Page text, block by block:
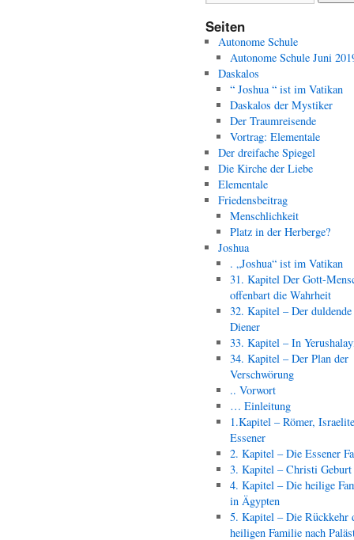
Seiten
Autonome Schule
Autonome Schule Juni
Daskalos
“ Joshua “ ist im Vatikan
Daskalos der Mystiker
Der Traumreisende
Vortrag: Elementale
Der dreifache Spiegel
Die Kirche der Liebe
Elementale
Friedensbeitrag
Menschlichkeit
Platz in der Herberge?
Joshua
. „Joshua“ ist im Vatikan
31. Kapitel Der Gott-
offenbart die Wahrheit
32. Kapitel – Der duldende
Diener
33. Kapitel – In
34. Kapitel – Der Plan der
Verschwörung
.. Vorwort
… Einleitung
1.Kapitel – Römer,
Essener
2. Kapitel – Die Essener
3. Kapitel – Christi Geburt
4. Kapitel – Die heilige
in Ägypten
5. Kapitel – Die Rückkehr
heiligen Familie nach